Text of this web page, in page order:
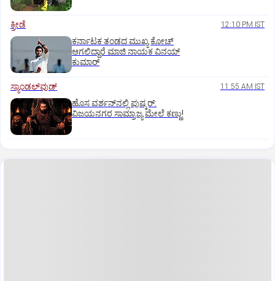
ಕ್ರೀಡೆ 12:10 PM IST
ಕರ್ನಾಟಕ ತಂಡದ ಮುಖ್ಯ ಕೋಚ್‌
ಆಗಲಿದ್ದಾರೆ ಮಾಜಿ ನಾಯಕ ವಿನಯ್‌
ಕುಮಾರ್
ಸ್ಯಾಂಡಲ್‌ವುಡ್‌ 11:55 AM IST
ಹೊಸ ವರ್ಶನ್‌ನಲ್ಲಿ ಪುಷ್ಕರ್‌:
ವಿಜಯನಗರ ಸಾಮ್ರಾಜ್ಯ ಮೇಲೆ ಕಣ್ಣು!